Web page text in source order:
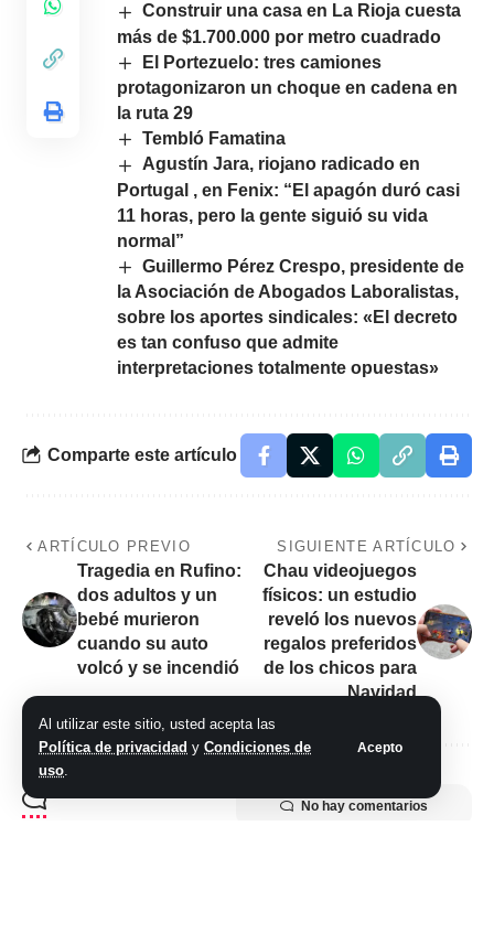
Al utilizar este sitio, usted acepta las
Política de privacidad y Condiciones de
uso.
Acepto
Construir una casa en La Rioja cuesta
más de $1.700.000 por metro cuadrado
El Portezuelo: tres camiones
protagonizaron un choque en cadena en
la ruta 29
Tembló Famatina
Agustín Jara, riojano radicado en
Portugal , en Fenix: “El apagón duró casi
11 horas, pero la gente siguió su vida
normal”
Guillermo Pérez Crespo, presidente de
la Asociación de Abogados Laboralistas,
sobre los aportes sindicales: «El decreto
es tan confuso que admite
interpretaciones totalmente opuestas»
Comparte este artículo
ARTÍCULO PREVIO
Tragedia en Rufino:
dos adultos y un
bebé murieron
cuando su auto
volcó y se incendió
SIGUIENTE ARTÍCULO
Chau videojuegos
físicos: un estudio
reveló los nuevos
regalos preferidos
de los chicos para
Navidad
No hay comentarios